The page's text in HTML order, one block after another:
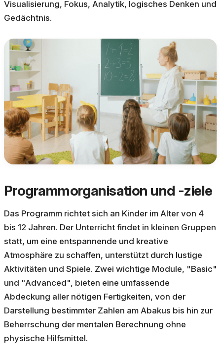
Visualisierung, Fokus, Analytik, logisches Denken und
Gedächtnis.
Programmorganisation und -ziele
Das Programm richtet sich an Kinder im Alter von 4
bis 12 Jahren. Der Unterricht findet in kleinen Gruppen
statt, um eine entspannende und kreative
Atmosphäre zu schaffen, unterstützt durch lustige
Aktivitäten und Spiele. Zwei wichtige Module, "Basic"
und "Advanced", bieten eine umfassende
Abdeckung aller nötigen Fertigkeiten, von der
Darstellung bestimmter Zahlen am Abakus bis hin zur
Beherrschung der mentalen Berechnung ohne
physische Hilfsmittel.